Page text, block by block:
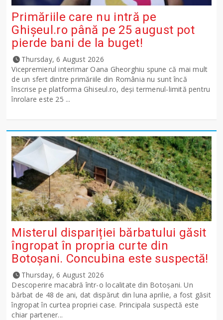
Primăriile care nu intră pe
Ghişeul.ro până pe 25 august pot
pierde bani de la buget!
Thursday, 6 August 2026
Vicepremierul interimar Oana Gheorghiu spune că mai mult
de un sfert dintre primăriile din România nu sunt încă
înscrise pe platforma Ghiseul.ro, deși termenul-limită pentru
înrolare este 25 ...
Misterul dispariției bărbatului găsit
îngropat în propria curte din
Botoșani. Concubina este suspectă!
Thursday, 6 August 2026
Descoperire macabră într-o localitate din Botoșani. Un
bărbat de 48 de ani, dat dispărut din luna aprilie, a fost găsit
îngropat în curtea propriei case. Principala suspectă este
chiar partener...